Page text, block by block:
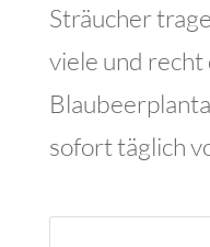
Sträucher
viele und
sofort täglich